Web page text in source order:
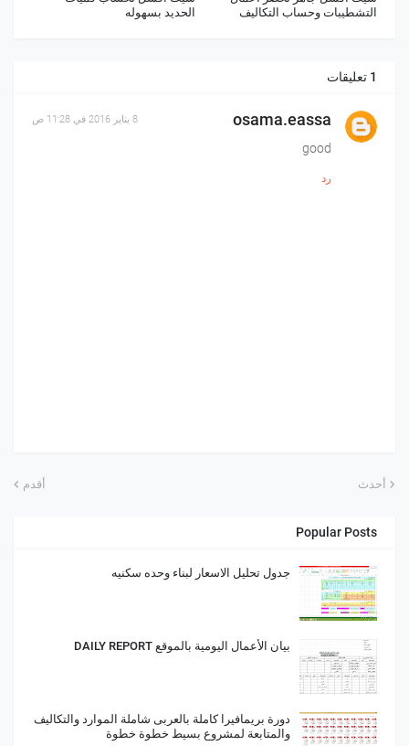
التشطيبات وحساب التكاليف
الحديد بسهوله
1 تعليقات
osama.eassa 8 يناير 2016 في 11:28 ص
good
رد
أحدث أقدم
Popular Posts
جدول تحليل الاسعار لبناء وحده سكنيه
بيان الأعمال اليومية بالموقع DAILY REPORT
دورة بريمافيرا كاملة بالعربى شاملة الموارد والتكاليف
والمتابعة لمشروع بسيط خطوة خطوة